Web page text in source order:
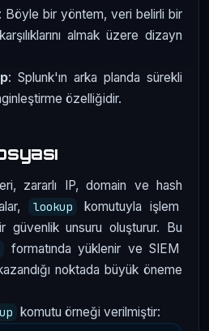
: Böyle bir yöntem, veri belirli bir
almak üzere dizayn
: Splunk'ın arka planda sürekli
özelliğidir.
zararlı IP, domain ve hash
lookup
komutuyla işlem
güvenlik unsuru oluşturur. Bu
formatında yüklenir ve SIEM
noktada büyük öneme
komutu örneği verilmiştir: